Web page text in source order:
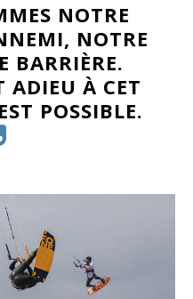
NOTRE
NOTRE
BARRIÈRE.
À CET
POSSIBLE.